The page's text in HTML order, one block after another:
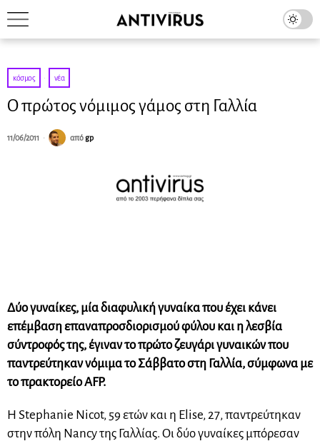
κόσμος · νέα
O πρώτος νόμιμος γάμος στη Γαλλία
11/06/2011 απόgp
Δύο γυναίκες, μία διαφυλική γυναίκα που έχει κάνει
επέμβαση επαναπροσδιορισμού φύλου και η λεσβία
σύντροφός της, έγιναν το πρώτο ζευγάρι γυναικών που
παντρεύτηκαν νόμιμα το Σάββατο στη Γαλλία, σύμφωνα με
το πρακτορείο AFP.
Η Stephanie Nicot, 59 ετών και η Elise, 27, παντρεύτηκαν
στην πόλη Nancy της Γαλλίας. Οι δύο γυναίκες μπόρεσαν